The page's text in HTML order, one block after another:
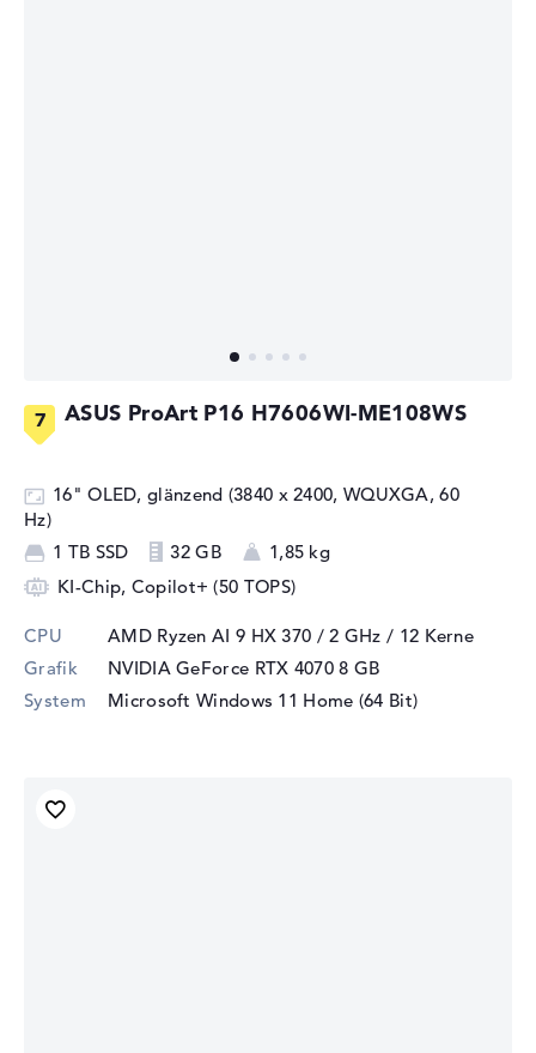
ASUS ProArt P16 H7606WI-ME108WS
16" OLED, glänzend (3840 x 2400, WQUXGA, 60
Hz)
1 TB SSD
32 GB
1,85 kg
KI-Chip, Copilot+ (50 TOPS)
CPU AMD Ryzen AI 9 HX 370 / 2 GHz / 12 Kerne
Grafik
NVIDIA GeForce RTX 40708 GB
System
Microsoft Windows 11 Home (64 Bit)